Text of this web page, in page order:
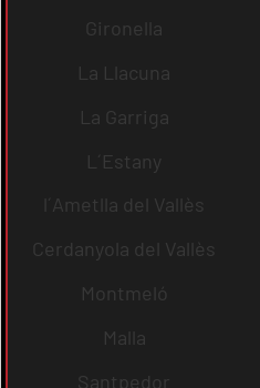
Gironella
La Llacuna
La Garriga
L´Estany
l´Ametlla del Vallès
Cerdanyola del Vallès
Montmeló
Malla
Santpedor